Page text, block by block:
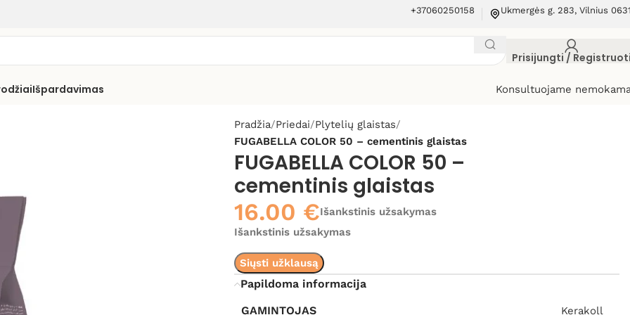
+37060250158 Ukmergės g. 283, Vilnius
Prisijungti /
Išpardavimas Konsultuojame
Pradžia Priedai Plytelių glaistas
FUGABELLA COLOR 50 – cementinis glaistas
FUGABELLA COLOR 50 –
cementinis glaistas
16.00 €Išankstinis užsakymas
Išankstinis užsakymas
Siųsti užklausą
Papildoma informacija
GAMINTOJAS
Kerakoll